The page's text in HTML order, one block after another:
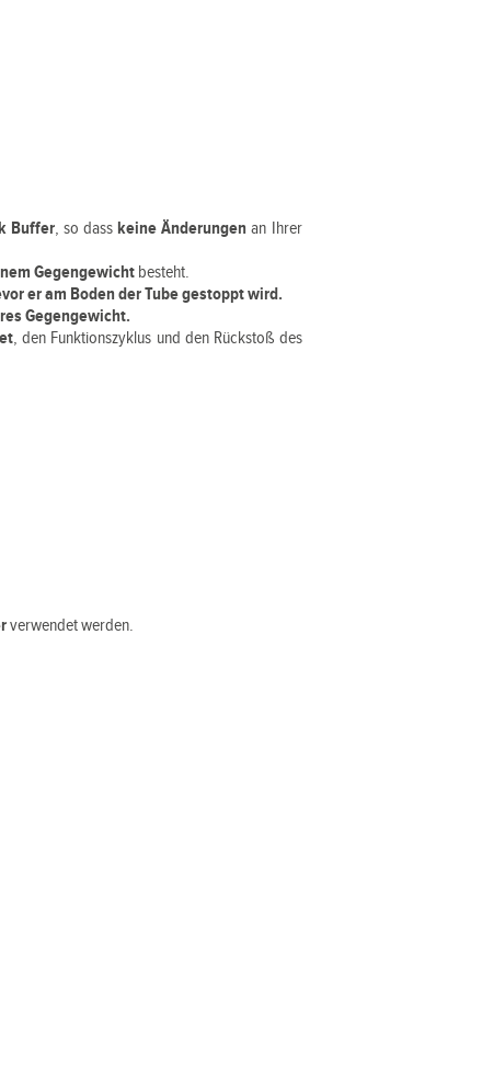
Buffer, so dass keine Änderungen an Ihrer
Gegengewicht besteht.
er am Boden der Tube gestoppt wird.
Gegengewicht.
, den Funktionszyklus und den Rückstoß des
verwendet werden.